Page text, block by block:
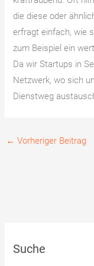
die diese oder
erfragt einfach, wie
zum Beispiel ein
Da wir Startups in
Netzwerk, wo sich
Dienstweg
← Vorheriger Beitrag
Suche